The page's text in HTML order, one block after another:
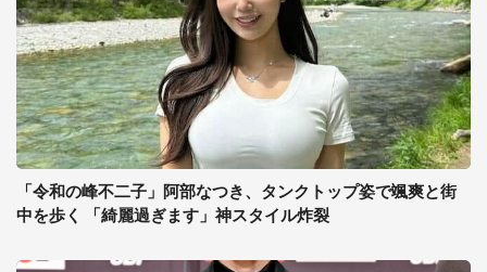
「令和の峰不二子」阿部なつき、タンクトップ姿で颯爽と街
中を歩く 「綺麗過ぎます」神スタイル炸裂